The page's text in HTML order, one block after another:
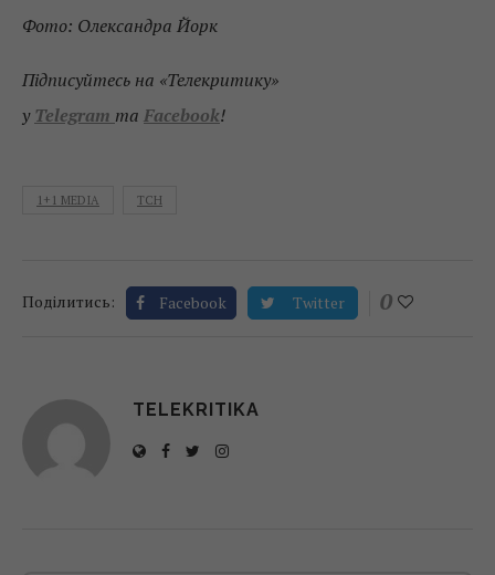
Фото: Олександра Йорк
Підписуйтесь на «Телекритику»
у Telegram та Facebook!
1+1 MEDIA ТСН
Поділитись: Facebook Twitter 0
TELEKRITIKA